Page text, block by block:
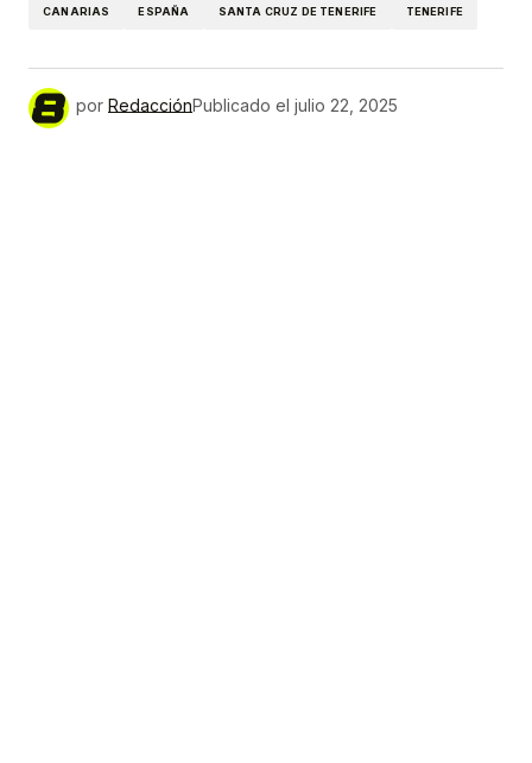
CANARIAS ESPAÑA SANTA CRUZ DE TENERIFE TENERIFE
por RedacciónPublicado el julio 22, 2025